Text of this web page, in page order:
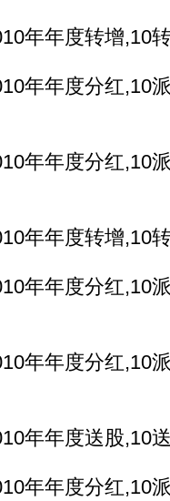
年度转增,10
年度分红,10
年度分红,10
年年度转增,10
年度分红,10
年度分红,10
年年度送股,10
年度分红,10